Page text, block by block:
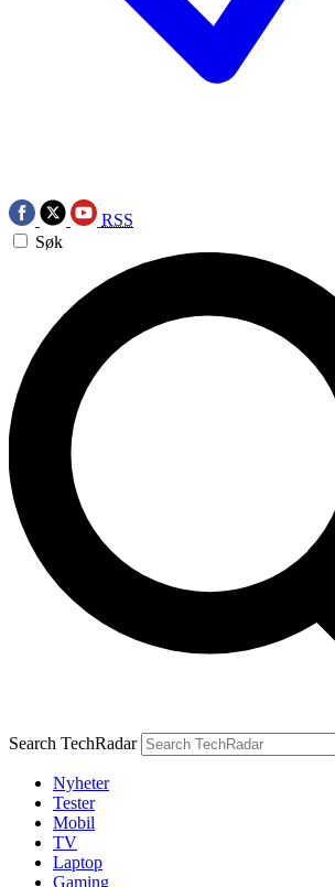
RSS
Søk
Search TechRadar
Nyheter
Tester
Mobil
TV
Laptop
Gaming